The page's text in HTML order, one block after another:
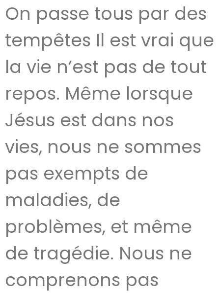
On passe tous par des
tempêtes Il est vrai que
la vie n’est pas de tout
repos. Même lorsque
Jésus est dans nos
vies, nous ne sommes
pas exempts de
maladies, de
problèmes, et même
de tragédie. Nous ne
comprenons pas